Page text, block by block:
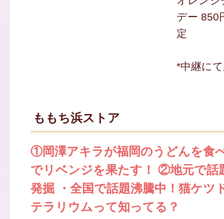
デー 850
定
*中継に
ももち浜ストア
①岡澤アキラが福岡のうどんを食
でリベンジを果たす！ ②地元で話
発掘 ・全国で話題沸騰中！猫ケ
テラリウムって知ってる？